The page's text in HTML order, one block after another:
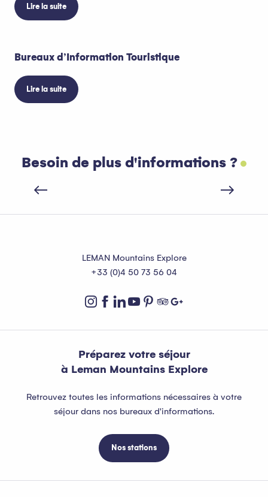
Lire la suite
Bureaux d’Information Touristique
Lire la suite
Besoin de plus d'informations ?
LEMAN Mountains Explore
+33 (0)4 50 73 56 04
Préparez votre séjour
à Leman Mountains Explore
Retrouvez toutes les informations nécessaires à votre
séjour dans nos bureaux d'informations.
Nos stations